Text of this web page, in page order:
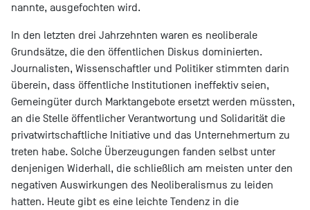
nannte, ausgefochten wird.
In den letzten drei Jahrzehnten waren es neoliberale
Grundsätze, die den öffentlichen Diskus dominierten.
Journalisten, Wissenschaftler und Politiker stimmten darin
überein, dass öffentliche Institutionen ineffektiv seien,
Gemeingüter durch Marktangebote ersetzt werden müssten,
an die Stelle öffentlicher Verantwortung und Solidarität die
privatwirtschaftliche Initiative und das Unternehmertum zu
treten habe. Solche Überzeugungen fanden selbst unter
denjenigen Widerhall, die schließlich am meisten unter den
negativen Auswirkungen des Neoliberalismus zu leiden
hatten. Heute gibt es eine leichte Tendenz in die